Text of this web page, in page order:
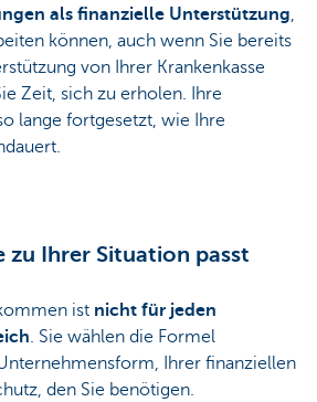
als finanzielle Unterstützung,
können, auch wenn Sie bereits
von Ihrer Krankenkasse
Zeit, sich zu erholen. Ihre
lange fortgesetzt, wie Ihre
zu Ihrer Situation passt
ist nicht für jeden
. Sie wählen die Formel
Ihrer finanziellen
den Sie benötigen.